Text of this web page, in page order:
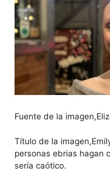
Fuente de la imagen,
Título de la imagen,
personas ebrias hagan
sería caótico.